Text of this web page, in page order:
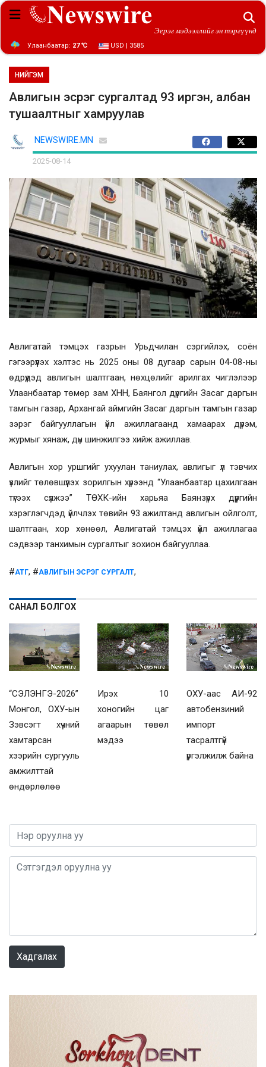
Эерэг мэдээллийг эн тэргүүнд
Улаанбаатар: 27 ℃ USD | 3585
НИЙГЭМ
Авлигын эсрэг сургалтад 93 иргэн, албан
тушаалтныг хамруулав
NEWSWIRE.MN
2025-08-14
Авлигатай тэмцэх газрын Урьдчилан сэргийлэх, соён
гэгээрүүлэх хэлтэс нь 2025 оны 08 дугаар сарын 04-08-ны
өдрүүдэд авлигын шалтгаан, нөхцөлийг арилгах чиглэлээр
Улаанбаатар төмөр зам ХНН, Баянгол дүргийн Засаг даргын
тамгын газар, Архангай аймгийн Засаг даргын тамгын газар
зэрэг байгууллагын үйл ажиллагаанд хамаарах дүрэм,
журмыг хянаж, дүн шинжилгээ хийж ажиллав.
Авлигын хор уршгийг ухуулан таниулах, авлигыг үл тэвчих
үзлийг төлөвшүүлэх зорилгын хүрээнд “Улаанбаатар цахилгаан
түгээх сүлжээ” ТӨХК-ийн харьяа Баянзүрх дүүргийн
хэрэглэгчдэд үйлчлэх төвийн 93 ажилтанд авлигын ойлголт,
шалтгаан, хор хөнөөл, Авлигатай тэмцэх үйл ажиллагаа
сэдвээр танхимын сургалтыг зохион байгууллаа.
#АТГ, #АВЛИГЫН ЭСРЭГ СУРГАЛТ,
САНАЛ БОЛГОХ
“СЭЛЭНГЭ-2026”
Монгол, ОХУ-ын
Зэвсэгт хүчний
хамтарсан
хээрийн сургууль
амжилттай
өндөрлөлөө
Ирэх 10
хоногийн цаг
агаарын төвөл
мэдээ
ОХУ-аас АИ-92
автобензиний
импорт
тасралтгүй
үргэлжилж байна
Хадгалах